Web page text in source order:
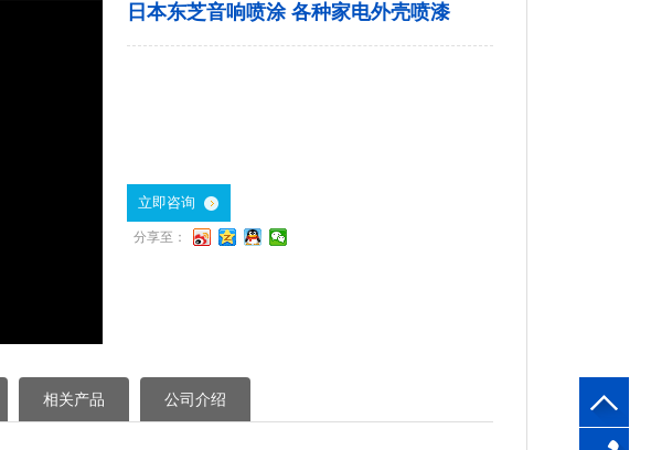
日本东芝音响喷涂 各种家电外壳喷漆
立即咨询
分享至：
相关产品 公司介绍